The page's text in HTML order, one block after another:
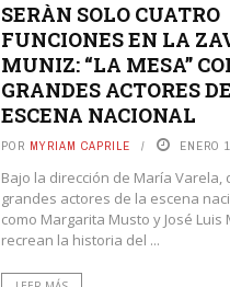
SERÀN SOLO CUATRO
FUNCIONES EN LA
MUNIZ: “LA MESA”
GRANDES ACTORES
ESCENA NACIONAL
POR MYRIAM CAPRILE ENERO
Bajo la dirección de María Varela,
grandes actores de la escena
como Margarita Musto y José Luis
recrean la historia del ...